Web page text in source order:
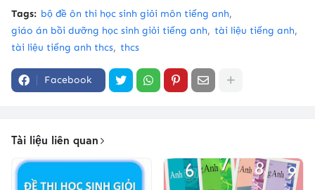
Tags: bộ đề ôn thi học sinh giỏi môn tiếng anh
giáo án bồi dưỡng học sinh giỏi tiếng anh
tài liệu tiếng anh
tài liệu tiếng anh thcs
thcs
Facebook
Tài liệu liên quan